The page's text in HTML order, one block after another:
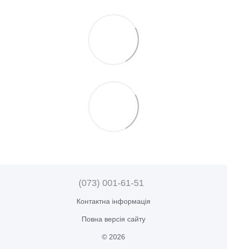
(073) 001-61-51
Контактна інформація
Повна версія сайту
© 2026